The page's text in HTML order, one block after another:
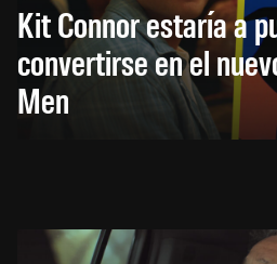
Kit Connor estaría a
convertirse en el
Men